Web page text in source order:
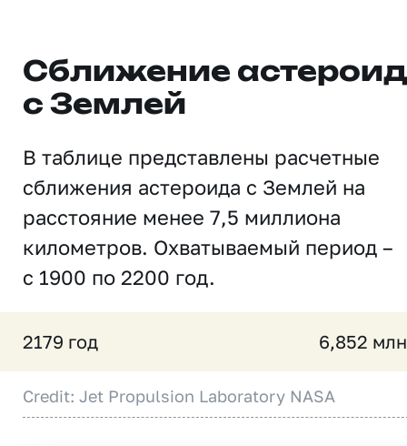
Сближение
с Землей
В таблице представлены расчетные
сближения астероида с Землей на
расстояние менее 7,5 миллиона
километров. Охватываемый период –
с 1900 по 2200 год.
2179 год 6,852
Credit: Jet Propulsion Laboratory NASA